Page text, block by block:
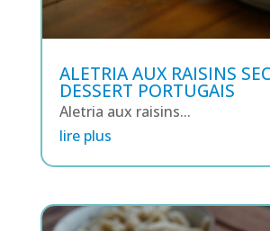
ALETRIA AUX RAISINS
DESSERT PORTUGAIS
Aletria aux raisins...
lire plus